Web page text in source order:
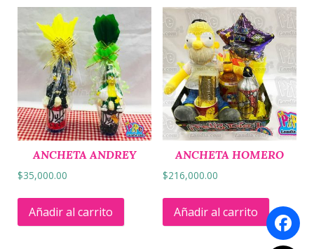
ANCHETA ANDREY
$35,000.00
Añadir al carrito
ANCHETA HOMERO
$216,000.00
Añadir al carrito